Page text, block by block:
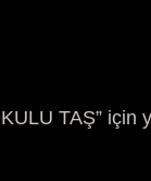
TAŞ” için